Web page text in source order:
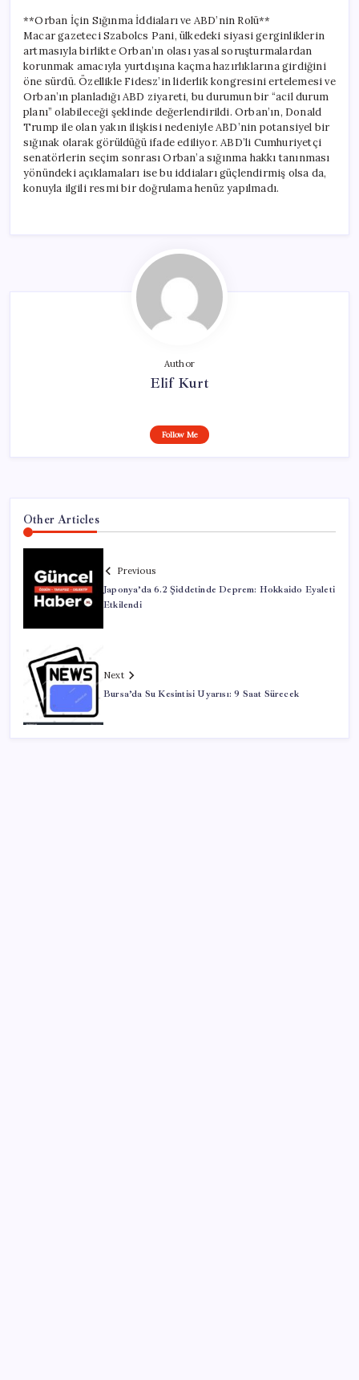
**Orban İçin Sığınma İddiaları ve ABD’nin Rolü**
Macar gazeteci Szabolcs Pani, ülkedeki siyasi gerginliklerin
artmasıyla birlikte Orban’ın olası yasal soruşturmalardan
korunmak amacıyla yurtdışına kaçma hazırlıklarına girdiğini
öne sürdü. Özellikle Fidesz’in liderlik kongresini ertelemesi ve
Orban’ın planladığı ABD ziyareti, bu durumun bir “acil durum
planı” olabileceği şeklinde değerlendirildi. Orban’ın, Donald
Trump ile olan yakın ilişkisi nedeniyle ABD’nin potansiyel bir
sığınak olarak görüldüğü ifade ediliyor. ABD’li Cumhuriyetçi
senatörlerin seçim sonrası Orban’a sığınma hakkı tanınması
yönündeki açıklamaları ise bu iddiaları güçlendirmiş olsa da,
konuyla ilgili resmi bir doğrulama henüz yapılmadı.
Author
Elif Kurt
Follow Me
Other Articles
Previous
Japonya’da 6.2 Şiddetinde Deprem: Hokkaido Eyaleti
Etkilendi
Next
Bursa’da Su Kesintisi Uyarısı: 9 Saat Sürecek